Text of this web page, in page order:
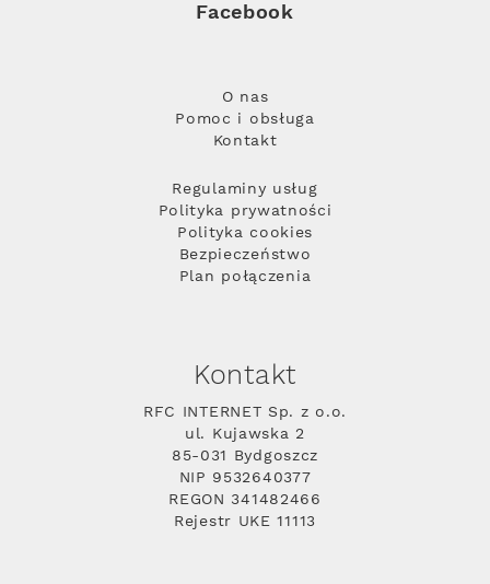
Facebook
O nas
Pomoc i obsługa
Kontakt
Regulaminy usług
Polityka prywatności
Polityka cookies
Bezpieczeństwo
Plan połączenia
Kontakt
RFC INTERNET Sp. z o.o.
ul. Kujawska 2
85-031 Bydgoszcz
NIP 9532640377
REGON 341482466
Rejestr UKE 11113